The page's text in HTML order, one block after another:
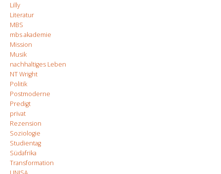
Lilly
Literatur
MBS
mbs akademie
Mission
Musik
nachhaltiges Leben
NT Wright
Politik
Postmoderne
Predigt
privat
Rezension
Soziologie
Studientag
Südafrika
Transformation